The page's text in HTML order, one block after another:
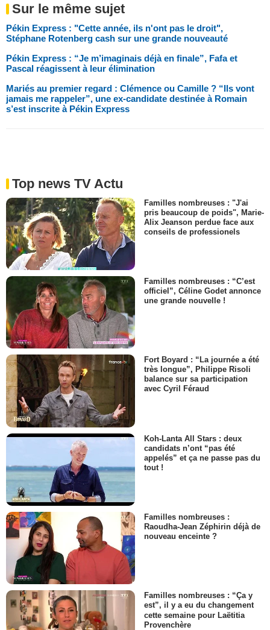
Sur le même sujet
Pékin Express : "Cette année, ils n'ont pas le droit",
Stéphane Rotenberg cash sur une grande nouveauté
Pékin Express : “Je m’imaginais déjà en finale”, Fafa et
Pascal réagissent à leur élimination
Mariés au premier regard : Clémence ou Camille ? “Ils vont
jamais me rappeler”, une ex-candidate destinée à Romain
s’est inscrite à Pékin Express
Top news TV Actu
Familles nombreuses : "J'ai
pris beaucoup de poids", Marie-
Alix Jeanson perdue face aux
conseils de professionels
Familles nombreuses : “C’est
officiel”, Céline Godet annonce
une grande nouvelle !
Fort Boyard : “La journée a été
très longue”, Philippe Risoli
balance sur sa participation
avec Cyril Féraud
Koh-Lanta All Stars : deux
candidats n’ont “pas été
appelés” et ça ne passe pas du
tout !
Familles nombreuses :
Raoudha-Jean Zéphirin déjà de
nouveau enceinte ?
Familles nombreuses : “Ça y
est”, il y a eu du changement
cette semaine pour Laëtitia
Provenchère